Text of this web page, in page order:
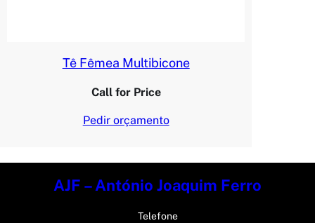
Tê Fêmea Multibicone
Call for Price
Pedir orçamento
AJF – António Joaquim Ferro
Telefone